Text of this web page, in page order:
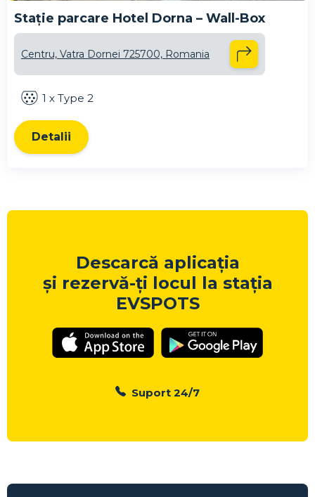
Stație parcare Hotel Dorna – Wall-Box
Centru, Vatra Dornei 725700, Romania
1 x Type 2
Detalii
Descarcă aplicația
și rezervă-ți locul la stația
EVSPOTS
Suport 24/7